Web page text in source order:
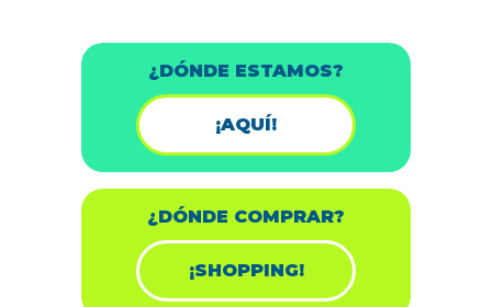
¿DÓNDE ESTAMOS?
¡AQUÍ!
¿DÓNDE COMPRAR?
¡SHOPPING!